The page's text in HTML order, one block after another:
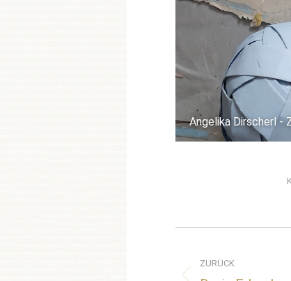
Angelika Dirscherl -
Navigation
ZURÜCK